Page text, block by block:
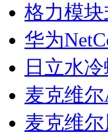
格力模
华为
日立水
麦克维
麦克维